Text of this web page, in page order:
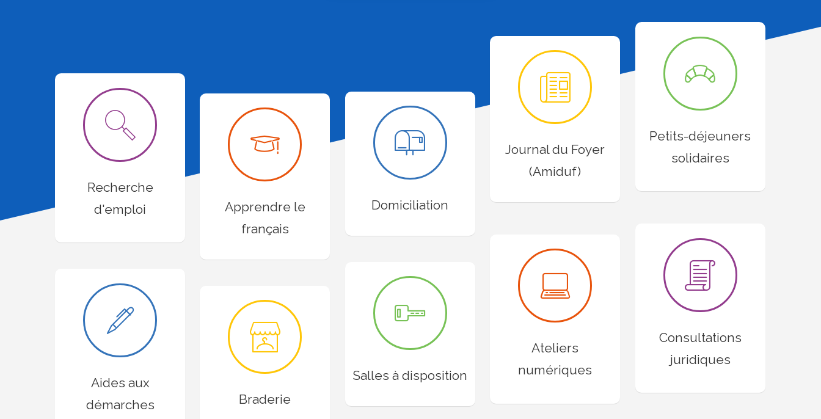
Recherche
d'emploi
Aides aux
démarches
Apprendre le
français
Braderie
Domiciliation
Salles à disposition
Journal du Foyer
(Amiduf)
Ateliers
numériques
Petits-déjeuners
solidaires
Consultations
juridiques